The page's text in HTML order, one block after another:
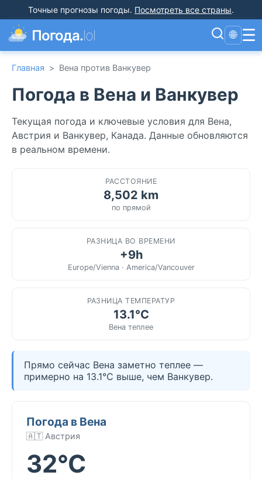
Точные прогнозы погоды. Посмотреть все страны.
Погода.lol 🌐 ☰
Главная > Вена против Ванкувер
Погода в Вена и Ванкувер
Текущая погода и ключевые условия для Вена,
Австрия и Ванкувер, Канада. Данные обновляются
в реальном времени.
РАССТОЯНИЕ
8,502 km
по прямой
РАЗНИЦА ВО ВРЕМЕНИ
+9h
Europe/Vienna · America/Vancouver
РАЗНИЦА ТЕМПЕРАТУР
13.1°C
Вена теплее
Прямо сейчас Вена заметно теплее —
примерно на 13.1°C выше, чем Ванкувер.
Погода в Вена
🇦🇹 Австрия
32°C